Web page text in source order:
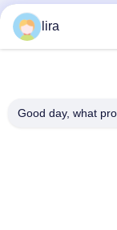
lira
Good day, what